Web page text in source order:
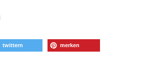
twittern merken